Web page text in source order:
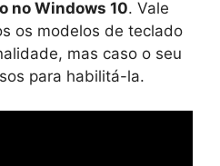
no Windows 10. Vale
os modelos de teclado
mas caso o seu
para habilitá-la.